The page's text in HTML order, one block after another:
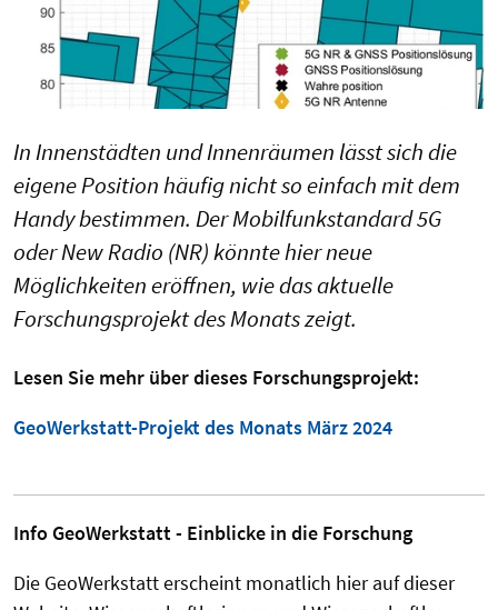
In Innenstädten und Innenräumen lässt sich die
eigene Position häufig nicht so einfach mit dem
Handy bestimmen. Der Mobilfunkstandard 5G
oder New Radio (NR) könnte hier neue
Möglichkeiten eröffnen, wie das aktuelle
Forschungsprojekt des Monats zeigt.
Lesen Sie mehr über dieses Forschungsprojekt:
GeoWerkstatt-Projekt des Monats März 2024
Info GeoWerkstatt - Einblicke in die Forschung
Die GeoWerkstatt erscheint monatlich hier auf dieser